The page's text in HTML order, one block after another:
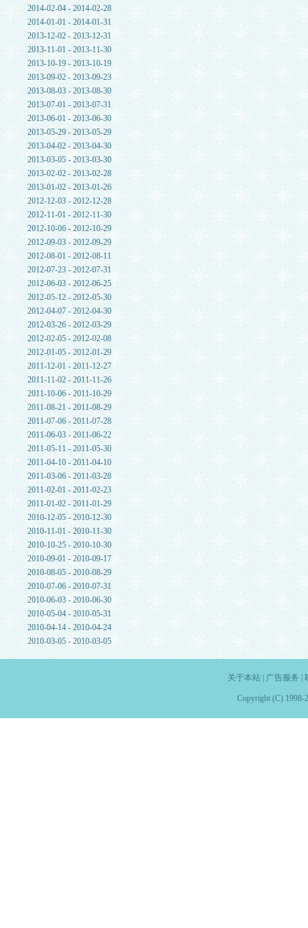
2014-02-04 - 2014-02-28
2014-01-01 - 2014-01-31
2013-12-02 - 2013-12-31
2013-11-01 - 2013-11-30
2013-10-19 - 2013-10-19
2013-09-02 - 2013-09-23
2013-08-03 - 2013-08-30
2013-07-01 - 2013-07-31
2013-06-01 - 2013-06-30
2013-05-29 - 2013-05-29
2013-04-02 - 2013-04-30
2013-03-05 - 2013-03-30
2013-02-02 - 2013-02-28
2013-01-02 - 2013-01-26
2012-12-03 - 2012-12-28
2012-11-01 - 2012-11-30
2012-10-06 - 2012-10-29
2012-09-03 - 2012-09-29
2012-08-01 - 2012-08-11
2012-07-23 - 2012-07-31
2012-06-03 - 2012-06-25
2012-05-12 - 2012-05-30
2012-04-07 - 2012-04-30
2012-03-26 - 2012-03-29
2012-02-05 - 2012-02-08
2012-01-05 - 2012-01-29
2011-12-01 - 2011-12-27
2011-11-02 - 2011-11-26
2011-10-06 - 2011-10-29
2011-08-21 - 2011-08-29
2011-07-06 - 2011-07-28
2011-06-03 - 2011-06-22
2011-05-11 - 2011-05-30
2011-04-10 - 2011-04-10
2011-03-06 - 2011-03-28
2011-02-01 - 2011-02-23
2011-01-02 - 2011-01-29
2010-12-05 - 2010-12-30
2010-11-01 - 2010-11-30
2010-10-25 - 2010-10-30
2010-09-01 - 2010-09-17
2010-08-05 - 2010-08-29
2010-07-06 - 2010-07-31
2010-06-03 - 2010-06-30
2010-05-04 - 2010-05-31
2010-04-14 - 2010-04-24
2010-03-05 - 2010-03-05
关于本站| 广告服务
Copyright (C) 1998-